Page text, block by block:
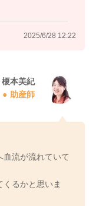
2025/6/28 12:22
榎本美紀
助産師
流が流れていて
るかと思いま